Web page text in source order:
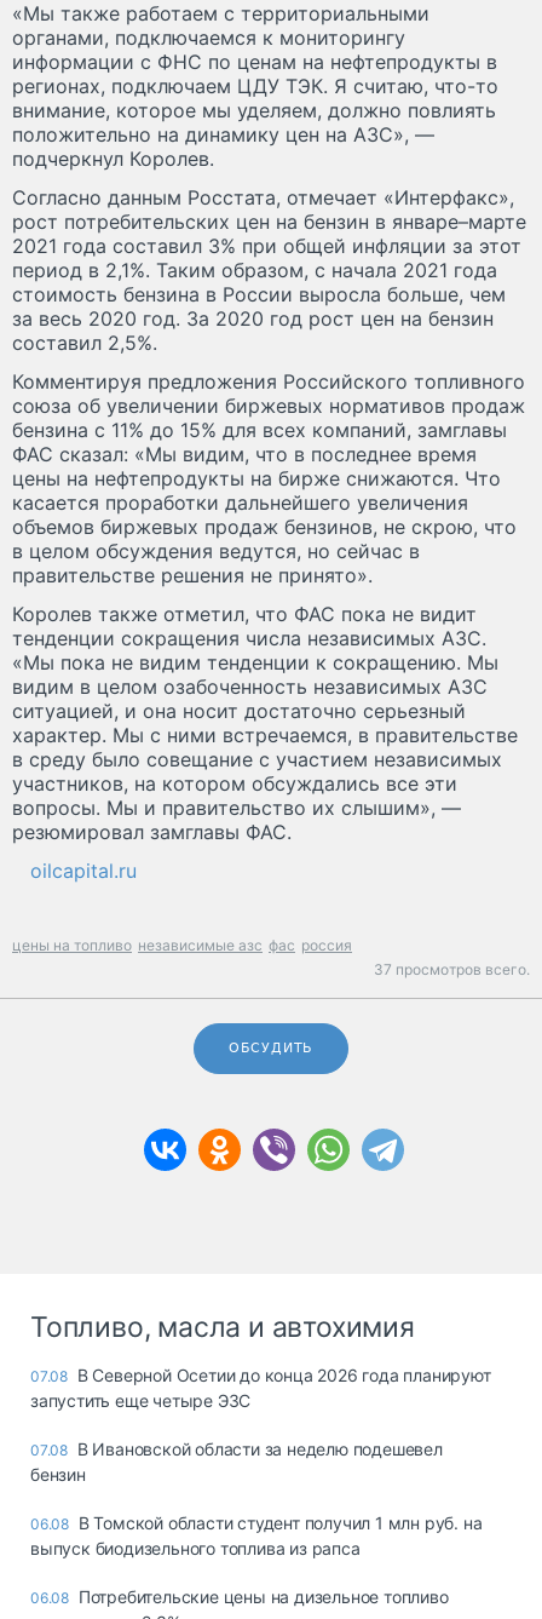
«Мы также работаем с территориальными
органами, подключаемся к мониторингу
информации с ФНС по ценам на нефтепродукты в
регионах, подключаем ЦДУ ТЭК. Я считаю, что-то
внимание, которое мы уделяем, должно повлиять
положительно на динамику цен на АЗС», —
подчеркнул Королев.
Согласно данным Росстата, отмечает «Интерфакс»,
рост потребительских цен на бензин в январе–марте
2021 года составил 3% при общей инфляции за этот
период в 2,1%. Таким образом, с начала 2021 года
стоимость бензина в России выросла больше, чем
за весь 2020 год. За 2020 год рост цен на бензин
составил 2,5%.
Комментируя предложения Российского топливного
союза об увеличении биржевых нормативов продаж
бензина с 11% до 15% для всех компаний, замглавы
ФАС сказал: «Мы видим, что в последнее время
цены на нефтепродукты на бирже снижаются. Что
касается проработки дальнейшего увеличения
объемов биржевых продаж бензинов, не скрою, что
в целом обсуждения ведутся, но сейчас в
правительстве решения не принято».
Королев также отметил, что ФАС пока не видит
тенденции сокращения числа независимых АЗС.
«Мы пока не видим тенденции к сокращению. Мы
видим в целом озабоченность независимых АЗС
ситуацией, и она носит достаточно серьезный
характер. Мы с ними встречаемся, в правительстве
в среду было совещание с участием независимых
участников, на котором обсуждались все эти
вопросы. Мы и правительство их слышим», —
резюмировал замглавы ФАС.
oilcapital.ru
цены на топливо независимые азс фас россия
37 просмотров всего.
ОБСУДИТЬ
Топливо, масла и автохимия
07.08 В Северной Осетии до конца 2026 года планируют
запустить еще четыре ЭЗС
07.08 В Ивановской области за неделю подешевел
бензин
06.08 В Томской области студент получил 1 млн руб. на
выпуск биодизельного топлива из рапса
06.08 Потребительские цены на дизельное топливо